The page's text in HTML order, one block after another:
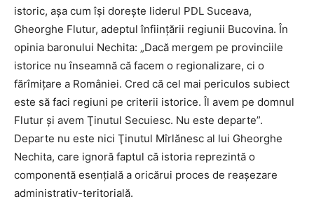
istoric, aşa cum îşi doreşte liderul PDL Suceava,
Gheorghe Flutur, adeptul înfiinţării regiunii Bucovina. În
opinia baronului Nechita: „Dacă mergem pe provinciile
istorice nu înseamnă că facem o regionalizare, ci o
fărîmiţare a României. Cred că cel mai periculos subiect
este să faci regiuni pe criterii istorice. Îl avem pe domnul
Flutur şi avem Ţinutul Secuiesc. Nu este departe”.
Departe nu este nici Ţinutul Mîrlănesc al lui Gheorghe
Nechita, care ignoră faptul că istoria reprezintă o
componentă esenţială a oricărui proces de reaşezare
administrativ-teritorială.